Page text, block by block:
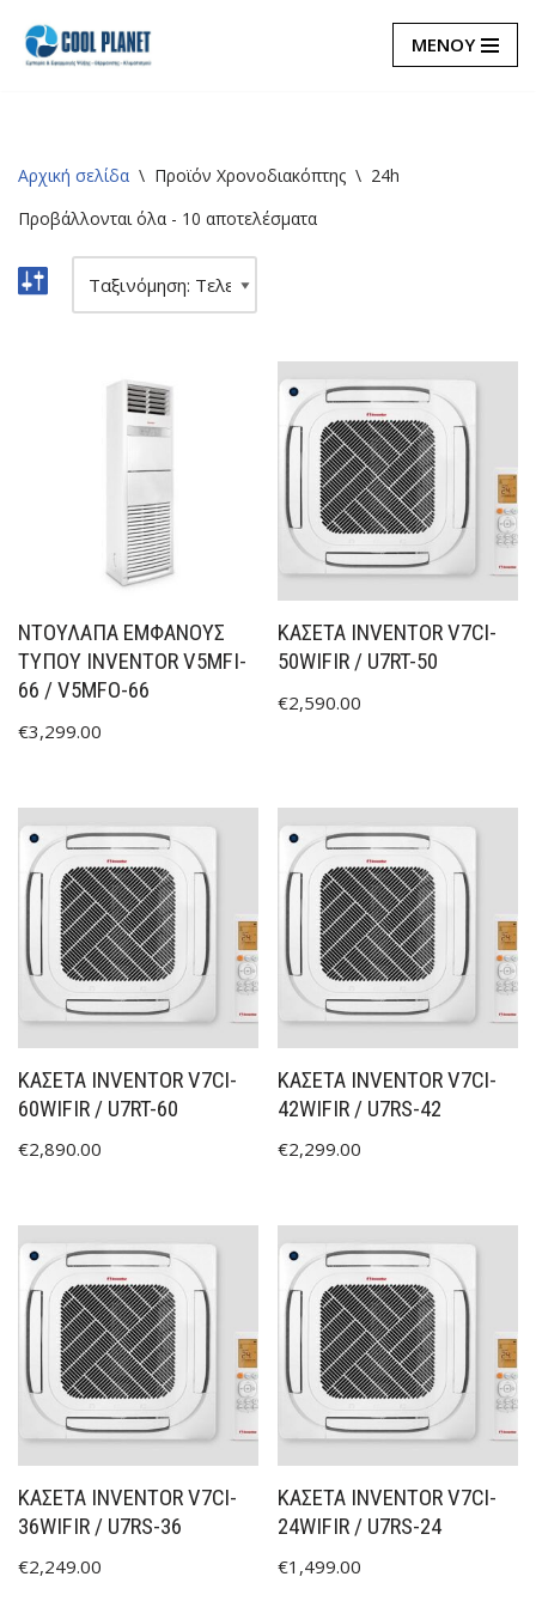
Μεταπηδήστε
ΜΕΝΟΥ
Αρχική σελίδα \ Προϊόν Χρονοδιακόπτης \ 24h
Προβάλλονται όλα - 10 αποτελέσματα
ΝΤΟΥΛΑΠΑ ΕΜΦΑΝΟΥΣ
ΤΥΠΟΥ INVENTOR V5MFI-
66 / V5MFO-66
€3,299.00
ΚΑΣΕΤΑ INVENTOR V7CI-
50WIFIR / U7RT-50
€2,590.00
ΚΑΣΕΤΑ INVENTOR V7CI-
60WIFIR / U7RT-60
€2,890.00
ΚΑΣΕΤΑ INVENTOR V7CI-
42WIFIR / U7RS-42
€2,299.00
ΚΑΣΕΤΑ INVENTOR V7CI-
36WIFIR / U7RS-36
€2,249.00
ΚΑΣΕΤΑ INVENTOR V7CI-
24WIFIR / U7RS-24
€1,499.00